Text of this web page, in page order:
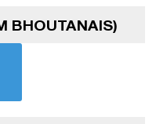
BHOUTANAIS)